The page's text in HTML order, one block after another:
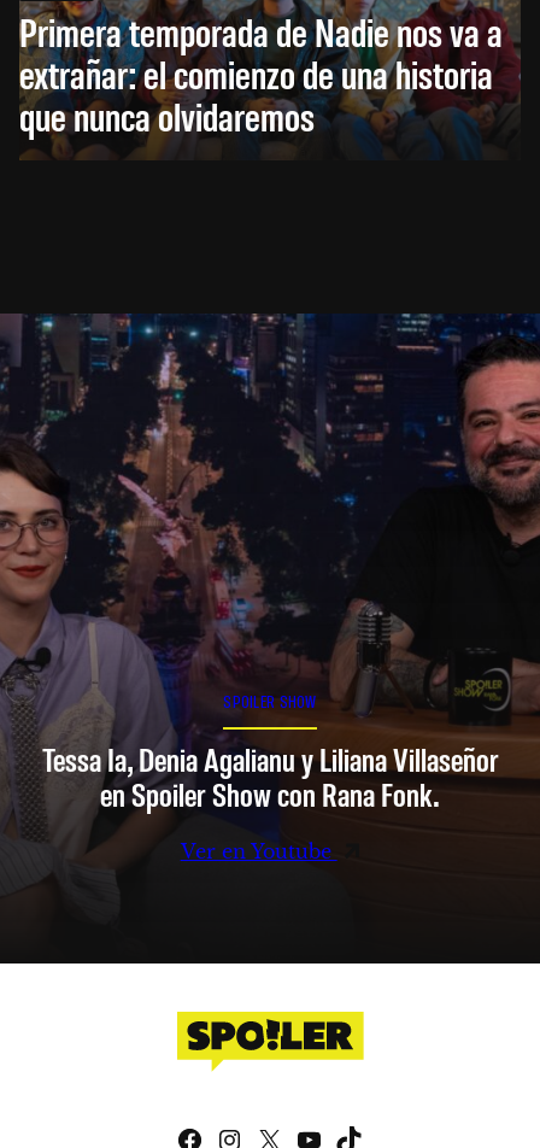
Primera temporada de Nadie nos va a
extrañar: el comienzo de una historia
que nunca olvidaremos
SPOILER SHOW
Tessa Ia, Denia Agalianu y Liliana Villaseñor
en Spoiler Show con Rana Fonk.
Ver en Youtube
Facebook
Instagram
X YouTube